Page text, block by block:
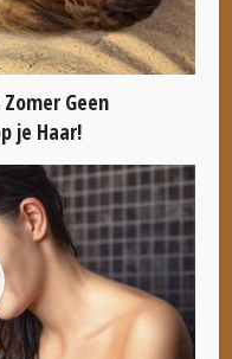
Geen
je Haar!